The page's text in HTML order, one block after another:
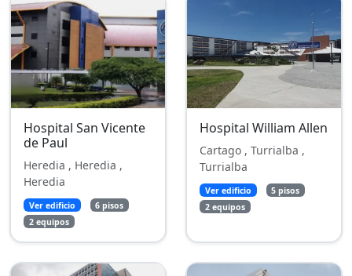
Hospital San Vicente
de Paul
Heredia , Heredia ,
Heredia
Ver edificio
6 pisos
2 equipos
Hospital William Allen
Cartago , Turrialba ,
Turrialba
Ver edificio
5 pisos
2 equipos